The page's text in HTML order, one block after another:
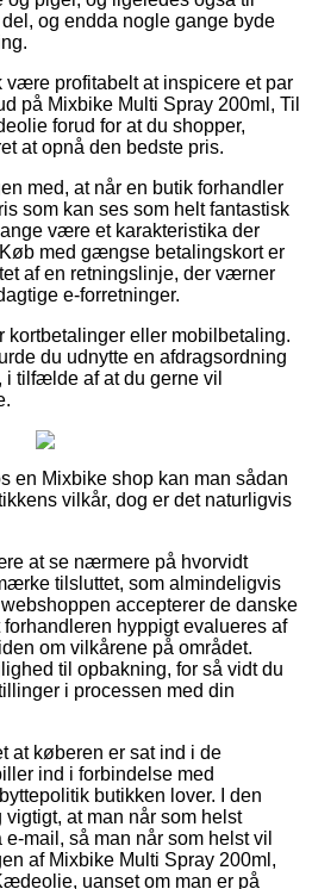
og endda nogle gange byde
profitabelt at inspicere et par
på Mixbike Multi Spray 200ml, Til
forud for at du shopper,
at opnå den bedste pris.
med, at når en butik forhandler
som kan ses som helt fantastisk
være et karakteristika der
med gængse betalingskort er
af en retningslinje, der værner
e-forretninger.
kortbetalinger eller mobilbetaling.
du udnytte en afdragsordning
tilfælde af at du gerne vil
en Mixbike shop kan man sådan
vilkår, dog er det naturligvis
at se nærmere på hvorvidt
tilsluttet, som almindeligvis
accepterer de danske
hyppigt evalueres af
om vilkårene på området.
til opbakning, for så vidt du
i processen med din
at køberen er sat ind i de
ind i forbindelse med
butikken lover. I den
at man når som helst
mail, så man når som helst vil
af Mixbike Multi Spray 200ml,
uanset om man er på